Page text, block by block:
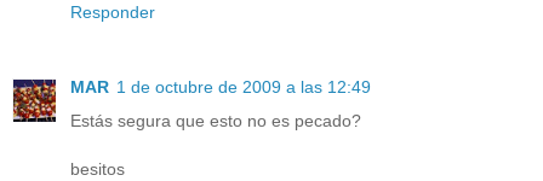
Responder
MAR 1 de octubre de 2009 a las 12:49
Estás segura que esto no es pecado?
besitos